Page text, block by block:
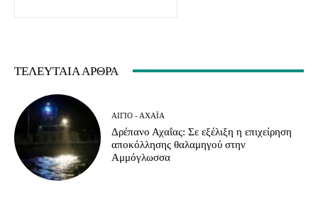
ΤΕΛΕΥΤΑΊΑ ΆΡΘΡΑ
ΑΊΓΙΟ - ΑΧΑΪ́Α
Δρέπανο Αχαΐας: Σε εξέλιξη η επιχείρηση
αποκόλλησης θαλαμηγού στην
Αμμόγλωσσα